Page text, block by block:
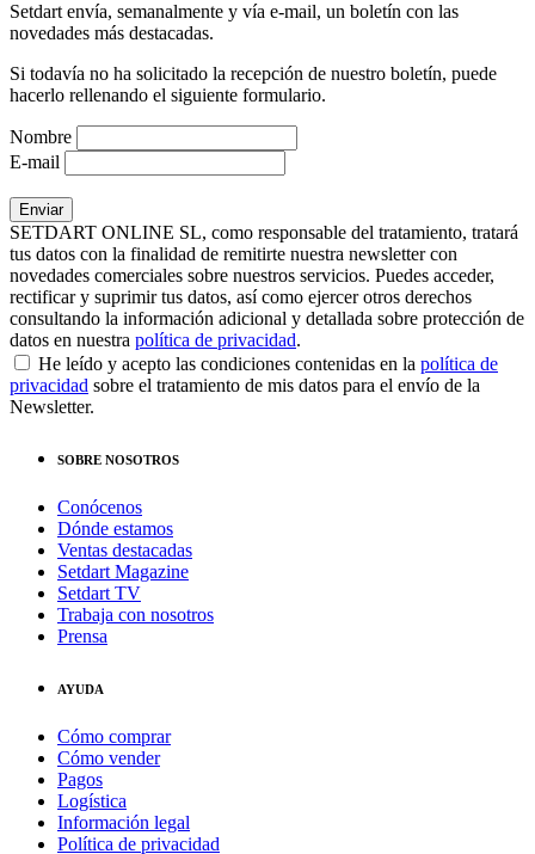
Setdart envía, semanalmente y vía e-mail, un boletín con las
novedades más destacadas.
Si todavía no ha solicitado la recepción de nuestro boletín, puede
hacerlo rellenando el siguiente formulario.
Nombre
E-mail
SETDART ONLINE SL, como responsable del tratamiento, tratará
tus datos con la finalidad de remitirte nuestra newsletter con
novedades comerciales sobre nuestros servicios. Puedes acceder,
rectificar y suprimir tus datos, así como ejercer otros derechos
consultando la información adicional y detallada sobre protección de
datos en nuestra política de privacidad.
He leído y acepto las condiciones contenidas en la política de
privacidad sobre el tratamiento de mis datos para el envío de la
Newsletter.
SOBRE NOSOTROS
Conócenos
Dónde estamos
Ventas destacadas
Setdart Magazine
Setdart TV
Trabaja con nosotros
Prensa
AYUDA
Cómo comprar
Cómo vender
Pagos
Logística
Información legal
Política de privacidad